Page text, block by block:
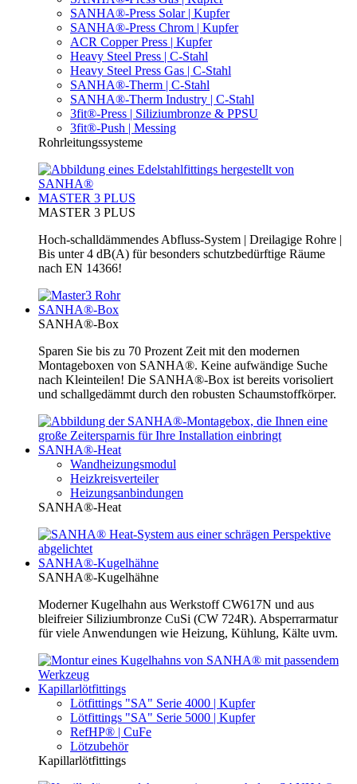
SANHA®-Press Solar | Kupfer
SANHA®-Press Chrom | Kupfer
ACR Copper Press | Kupfer
Heavy Steel Press | C-Stahl
Heavy Steel Press Gas | C-Stahl
SANHA®-Therm | C-Stahl
SANHA®-Therm Industry | C-Stahl
3fit®-Press | Siliziumbronze & PPSU
3fit®-Push | Messing
Rohrleitungssysteme
MASTER 3 PLUS
MASTER 3 PLUS
Hoch-schalldämmendes Abfluss-System | Dreilagige Rohre |
Bis unter 4 dB(A) für besonders schutzbedürftige Räume
nach EN 14366!
SANHA®-Box
SANHA®-Box
Sparen Sie bis zu 70 Prozent Zeit mit den modernen
Montageboxen von SANHA®. Keine aufwändige Suche
nach Kleinteilen! Die SANHA®-Box ist bereits vorisoliert
und schallgedämmt durch den robusten Schaumstoffkörper.
SANHA®-Heat
Wandheizungsmodul
Heizkreisverteiler
Heizungsanbindungen
SANHA®-Heat
SANHA®-Kugelhähne
SANHA®-Kugelhähne
Moderner Kugelhahn aus Werkstoff CW617N und aus
bleifreier Siliziumbronze CuSi (CW 724R). Absperrarmatur
für viele Anwendungen wie Heizung, Kühlung, Kälte uvm.
Kapillarlötfittings
Lötfittings "SA" Serie 4000 | Kupfer
Lötfittings "SA" Serie 5000 | Kupfer
RefHP® | CuFe
Lötzubehör
Kapillarlötfittings